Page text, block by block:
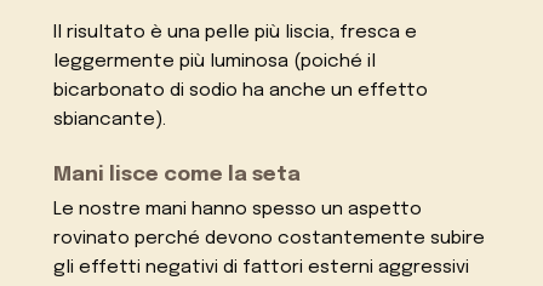
Il risultato è una pelle più liscia, fresca e
leggermente più luminosa (poiché il
bicarbonato di sodio ha anche un effetto
sbiancante).
Mani lisce come la seta
Le nostre mani hanno spesso un aspetto
rovinato perché devono costantemente subire
gli effetti negativi di fattori esterni aggressivi